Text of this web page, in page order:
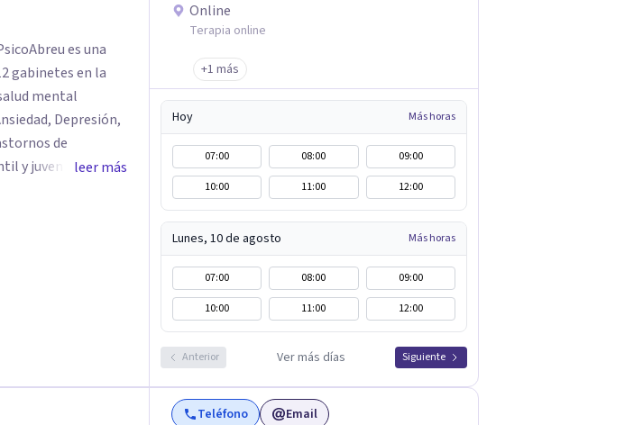
gabinetes en la
mental
Depresión,
de
y juvenil,
y
leer más
Online
Terapia online
+1 más
Hoy Más horas
07:00 08:00
09:00
10:00
11:00 12:00
Lunes, 10 de agosto Más horas
07:00 08:00
09:00
10:00
11:00 12:00
Anterior Ver más días Siguiente
Teléfono Email